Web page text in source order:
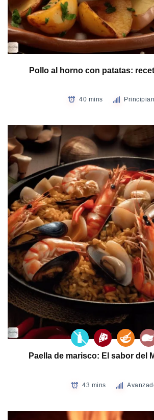
Pollo al horno con patatas:
40 mins
Paella de marisco: El sabor del
43 mins